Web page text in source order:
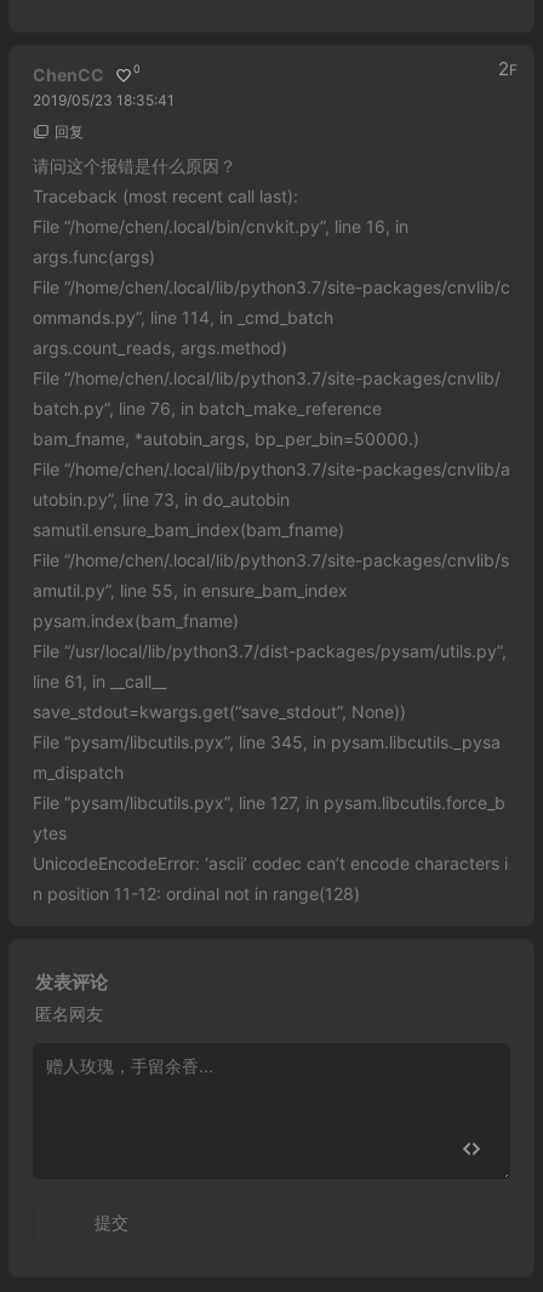
ChenCC 0
2019/05/23 18:35:41
2F
回复
请问这个报错是什么原因？
Traceback (most recent call last):
File “/home/chen/.local/bin/cnvkit.py”, line 16, in
args.func(args)
File “/home/chen/.local/lib/python3.7/site-packages/cnvlib/c
ommands.py”, line 114, in _cmd_batch
args.count_reads, args.method)
File “/home/chen/.local/lib/python3.7/site-packages/cnvlib/
batch.py”, line 76, in batch_make_reference
bam_fname, *autobin_args, bp_per_bin=50000.)
File “/home/chen/.local/lib/python3.7/site-packages/cnvlib/a
utobin.py”, line 73, in do_autobin
samutil.ensure_bam_index(bam_fname)
File “/home/chen/.local/lib/python3.7/site-packages/cnvlib/s
amutil.py”, line 55, in ensure_bam_index
pysam.index(bam_fname)
File “/usr/local/lib/python3.7/dist-packages/pysam/utils.py”,
line 61, in __call__
save_stdout=kwargs.get(“save_stdout”, None))
File “pysam/libcutils.pyx”, line 345, in pysam.libcutils._pysa
m_dispatch
File “pysam/libcutils.pyx”, line 127, in pysam.libcutils.force_b
ytes
UnicodeEncodeError: ‘ascii’ codec can’t encode characters i
n position 11-12: ordinal not in range(128)
发表评论
匿名网友
提交